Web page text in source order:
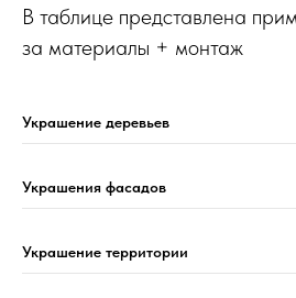
В таблице представлена
за материалы + монтаж
Украшение деревьев
Украшения фасадов
Украшение территории